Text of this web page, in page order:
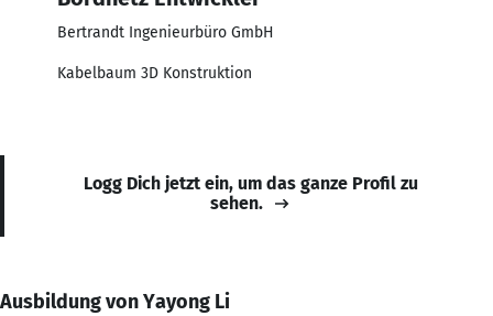
Bertrandt Ingenieurbüro GmbH
Kabelbaum 3D Konstruktion
Logg Dich jetzt ein, um das ganze Profil zu
sehen.
Ausbildung von Yayong Li